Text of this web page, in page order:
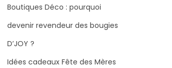
Boutiques Déco : pourquoi
devenir revendeur des bougies
D’JOY ?
Idées cadeaux Fête des Mères